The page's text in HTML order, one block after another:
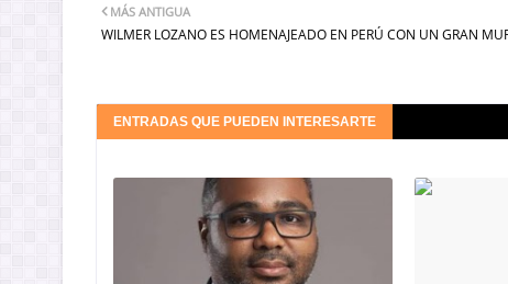
MÁS ANTIGUA
WILMER LOZANO ES HOMENAJEADO EN PERÚ CON UN GRAN
ENTRADAS QUE PUEDEN INTERESARTE